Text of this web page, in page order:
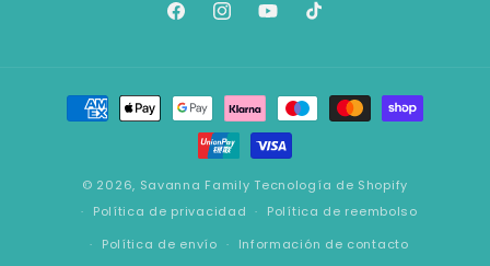
FacebookInstagramYouTubeTikTok
Formas
© 2026, Savanna Family Tecnología de Shopify
Política de privacidad
Política de reembolso
Política de envío
Información de contacto